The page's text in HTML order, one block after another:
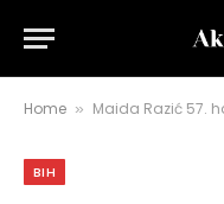
Home » Maida Razić 57.
BIH